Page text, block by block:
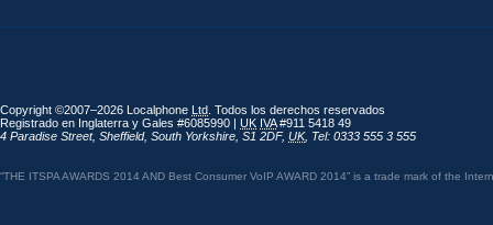
Copyright ©2007–2026 Localphone Ltd . Todos los derechos reservados
Registrado en Inglaterra y Gales #6085990 | UK IVA#911 5418 49
4 Paradise Street, Sheffield, South Yorkshire S1 2DF, UK, Tel: 0333 555 3 555
“THE ITSPA AWARDS 2014 AND Best Consumer VoIP AWARD 2014” is a trade mark of the